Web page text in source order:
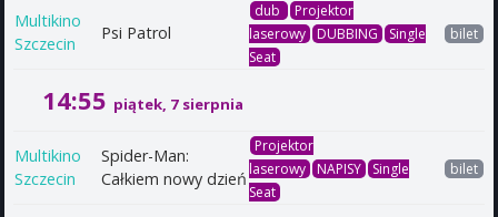
Multikino
Szczecin
Psi Patrol
dub
Projektor
laserowy
DUBBING
Single
Seat
bilet
14:55 piątek, 7 sierpnia
Multikino
Szczecin
Spider-Man:
Całkiem nowy dzień
Projektor
laserowy
NAPISY
Single
Seat
bilet